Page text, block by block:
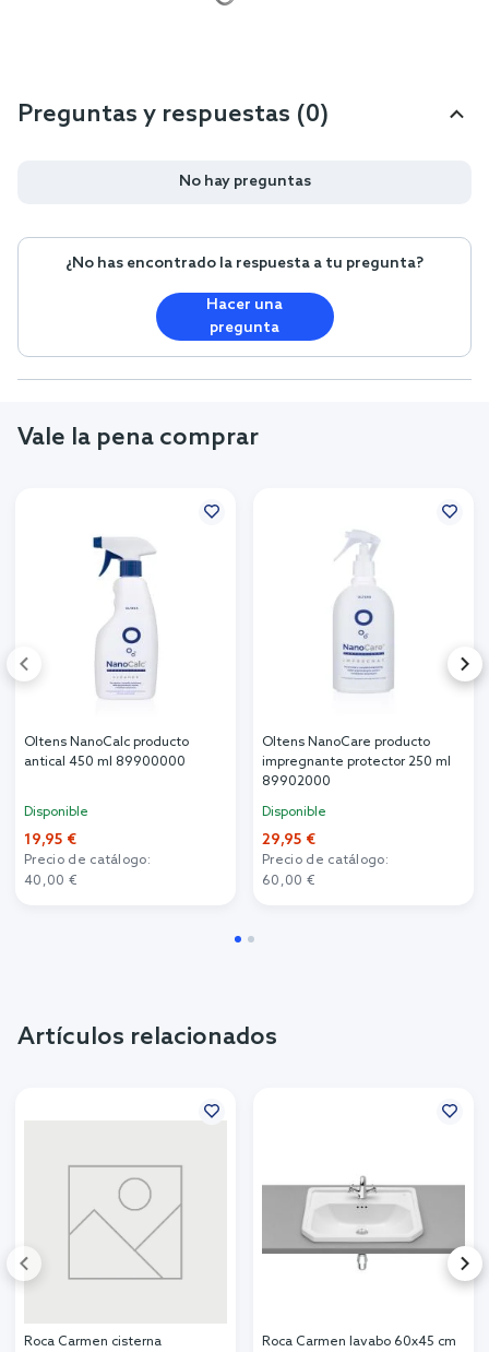
Preguntas y respuestas (0)
No hay preguntas
¿No has encontrado la respuesta a tu pregunta?
Hacer una
pregunta
Vale la pena comprar
Oltens NanoCalc producto
antical 450 ml 89900000
Disponible
19,95 €
Precio de catálogo:
40,00 €
Oltens NanoCare producto
impregnante protector 250 ml
89902000
Disponible
29,95 €
Precio de catálogo:
60,00 €
Artículos relacionados
Roca Carmen cisterna
Roca Carmen lavabo 60x45 cm